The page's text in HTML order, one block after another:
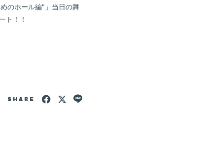
のホール編"」当日の舞
ト！！
SHARE